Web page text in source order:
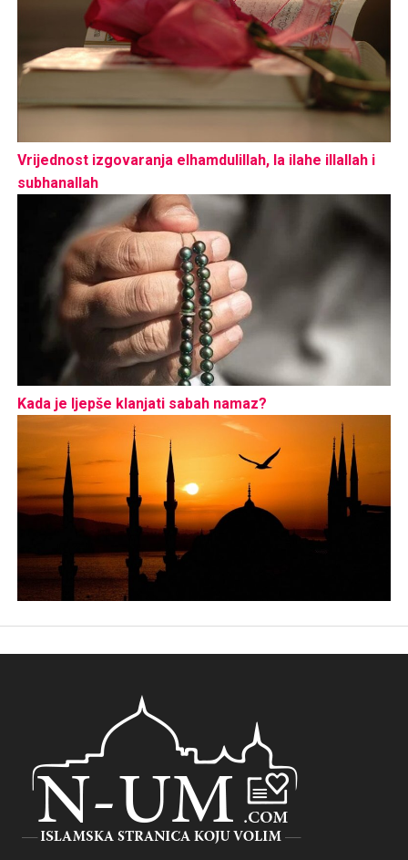
Vrijednost izgovaranja elhamdulillah, la ilahe illallah i
subhanallah
Kada je ljepše klanjati sabah namaz?